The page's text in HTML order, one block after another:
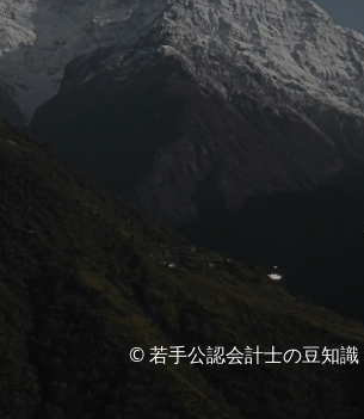
© 若手公認会計士の豆知識